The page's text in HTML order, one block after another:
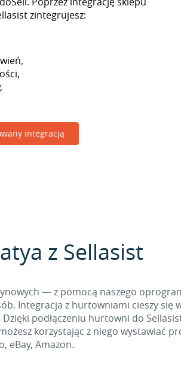
zintegrujesz:
integracją
z Sellasist
— z pomocą naszego
Integracja z hurtowniami cieszy się
podłączeniu hurtowni do
korzystając z niego wystawiać
eBay, Amazon.